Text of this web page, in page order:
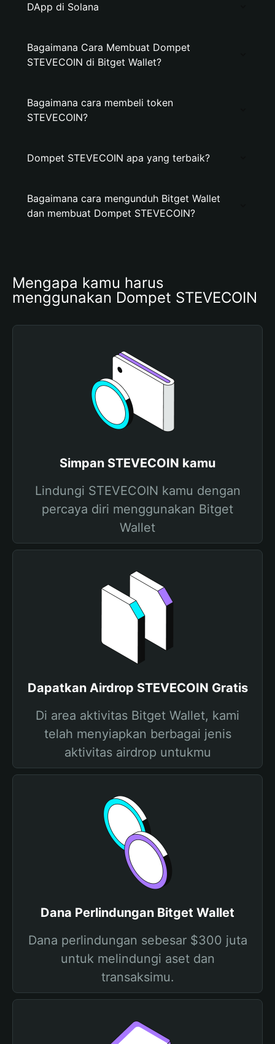
DApp di Solana
Bagaimana Cara Membuat Dompet
STEVECOIN di Bitget Wallet?
Bagaimana cara membeli token
STEVECOIN?
Dompet STEVECOIN apa yang terbaik?
Bagaimana cara mengunduh Bitget Wallet
dan membuat Dompet STEVECOIN?
Mengapa kamu harus
menggunakan Dompet STEVECOIN
Simpan STEVECOIN kamu
Lindungi STEVECOIN kamu dengan
percaya diri menggunakan Bitget
Wallet
Dapatkan Airdrop STEVECOIN Gratis
Di area aktivitas Bitget Wallet, kami
telah menyiapkan berbagai jenis
aktivitas airdrop untukmu
Dana Perlindungan Bitget Wallet
Dana perlindungan sebesar $300 juta
untuk melindungi aset dan
transaksimu.